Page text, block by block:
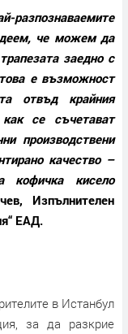
че можем да
заедно с
е възможност
отвъд крайния
се съчетават
производствени
качество –
кофичка кисело
Изпълнителен
ЕАД.
в Истанбул
за да разкрие